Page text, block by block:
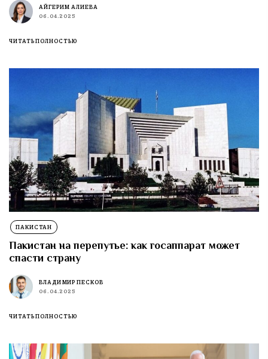
АЙГЕРИМ АЛИЕВА
06.04.2025
ЧИТАТЬ ПОЛНОСТЬЮ
ПАКИСТАН
Пакистан на перепутье: как госаппарат может
спасти страну
ВЛАДИМИР ПЕСКОВ
06.04.2025
ЧИТАТЬ ПОЛНОСТЬЮ